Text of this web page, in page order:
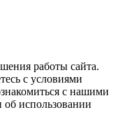
работы сайта.
с условиями
с нашими
использовании